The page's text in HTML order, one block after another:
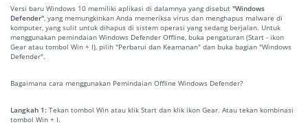
Versi baru Windows 10 memiliki aplikasi di dalamnya yang disebut "Windows
Defender" , yang memungkinkan Anda memeriksa virus dan menghapus malware di
komputer, yang sulit untuk dihapus di sistem operasi yang sedang berjalan. Untuk
menggunakan pemindaian Windows Defender Offline, buka pengaturan (Start - ikon
Gear atau tombol Win + I), pilih "Perbarui dan Keamanan" dan buka bagian "Windows
Defender".
Bagaimana cara menggunakan Pemindaian Offline Windows Defender?
Langkah 1: Tekan tombol Win atau klik Start dan klik ikon Gear. Atau tekan kombinasi
tombol Win + I.